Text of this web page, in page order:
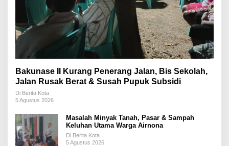
Bakunase II Kurang Penerang Jalan, Bis Sekolah,
Jalan Rusak Berat & Susah Pupuk Subsidi
Di Berita Kota
5 Agustus 2026
Masalah Minyak Tanah, Pasar & Sampah
Keluhan Utama Warga Airnona
Di Berita Kota
5 Agustus 2026